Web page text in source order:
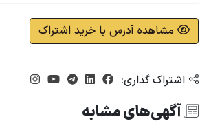
مشاهده آدرس با خرید اشتراک
اشتراک گذاری:
آگهی‌های مشابه